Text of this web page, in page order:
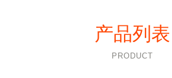
产品列表
PRODUCT